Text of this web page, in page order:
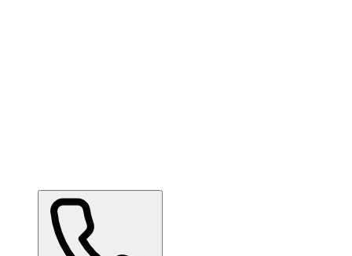
Ceramic Pro Care+お問い合わせください